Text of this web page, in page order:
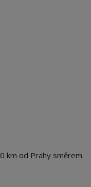
km od Prahy směrem